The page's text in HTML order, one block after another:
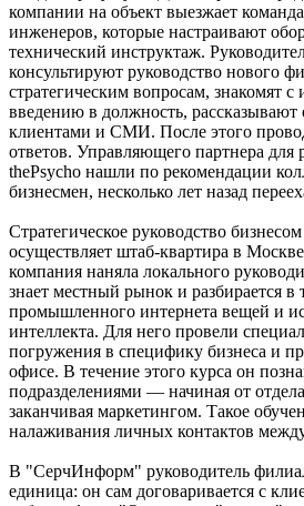
компании на объект выезжает
инженеров, которые настраивают
технический инструктаж.
консультируют руководство нового
стратегическим вопросам, знакомят
введению в должность, рассказывают
клиентами и СМИ. После этого
ответов. Управляющего партнера для
thePsycho нашли по рекомендации
бизнесмен, несколько лет назад
Стратегическое руководство
осуществляет штаб-квартира в
компания наняла локального
знает местный рынок и разбирается в
промышленного интернета вещей и
интеллекта. Для него провели
погружения в специфику бизнеса и
офисе. В течение этого курса он
подразделениями — начиная от
заканчивая маркетингом. Такое
налаживания личных контактов
В "СерчИнформ" руководитель
единица: он сам договаривается с